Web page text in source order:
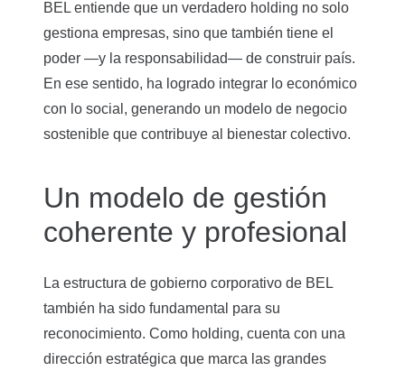
BEL entiende que un verdadero holding no solo
gestiona empresas, sino que también tiene el
poder —y la responsabilidad— de construir país.
En ese sentido, ha logrado integrar lo económico
con lo social, generando un modelo de negocio
sostenible que contribuye al bienestar colectivo.
Un modelo de gestión
coherente y profesional
La estructura de gobierno corporativo de BEL
también ha sido fundamental para su
reconocimiento. Como holding, cuenta con una
dirección estratégica que marca las grandes